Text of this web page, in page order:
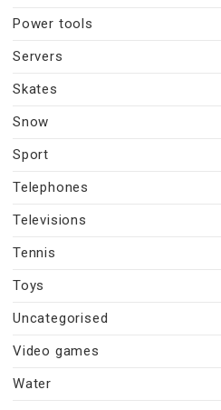
Power tools
Servers
Skates
Snow
Sport
Telephones
Televisions
Tennis
Toys
Uncategorised
Video games
Water